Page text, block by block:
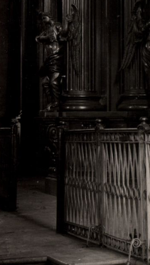
Свято-Троицкий
23.12.2015
Сегодня мы можем
пострадал от
выдающихся
вызванная борьбой с
разрушение
собора Архангельска.
Возникнув в
двухэтажный
XVIII веке по
оставался самым
второе место, после
Один из самых
портового города с
архангелогородской
Масштабность,